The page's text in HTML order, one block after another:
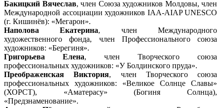
Бакицкий Вячеслав, член Союза художников Молдовы, член
Международной ассоциации художников IAA-AIAP UNESCO
(г. Кишинёв): «Мегарон».
Наполова Екатерина, член Международного
художественного фонда, член Профессионального союза
художников: «Берегиня».
Григорьева Елена, член Творческого союза
профессиональных художников: «У Болдинского пруда».
Преображенская Виктория, член Творческого союза
профессиональных художников: «Великое Солнце Славы»
(ХОРСТ), «Аматерасу» (Богиня Солнца),
«Предзнаменование».